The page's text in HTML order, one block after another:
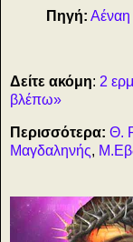
Πηγή:
Δείτε ακόμη: 2
βλέπω»
Περισσότερα: Θ.
Μαγδαληνής,